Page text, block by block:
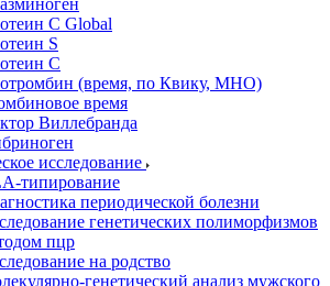
C Global
S
С
(время, по Квику, МНО)
время
Виллебранда
исследование
типирование
периодической болезни
генетических полиморфизмов
пцр
на родство
генетический анализ мужского